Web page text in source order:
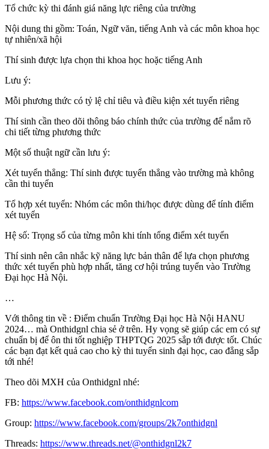
Tổ chức kỳ thi đánh giá năng lực riêng của trường
Nội dung thi gồm: Toán, Ngữ văn, tiếng Anh và các môn khoa học
tự nhiên/xã hội
Thí sinh được lựa chọn thi khoa học hoặc tiếng Anh
Lưu ý:
Mỗi phương thức có tỷ lệ chỉ tiêu và điều kiện xét tuyển riêng
Thí sinh cần theo dõi thông báo chính thức của trường để nắm rõ
chi tiết từng phương thức
Một số thuật ngữ cần lưu ý:
Xét tuyển thẳng: Thí sinh được tuyển thẳng vào trường mà không
cần thi tuyển
Tổ hợp xét tuyển: Nhóm các môn thi/học được dùng để tính điểm
xét tuyển
Hệ số: Trọng số của từng môn khi tính tổng điểm xét tuyển
Thí sinh nên cân nhắc kỹ năng lực bản thân để lựa chọn phương
thức xét tuyển phù hợp nhất, tăng cơ hội trúng tuyển vào Trường
Đại học Hà Nội.
…
Với thông tin về : Điểm chuẩn Trường Đại học Hà Nội HANU
2024… mà Onthidgnl chia sẻ ở trên. Hy vọng sẽ giúp các em có sự
chuẩn bị để ôn thi tốt nghiệp THPTQG 2025 sắp tới được tốt. Chúc
các bạn đạt kết quả cao cho kỳ thi tuyển sinh đại học, cao đẳng sắp
tới nhé!
Theo dõi MXH của Onthidgnl nhé:
FB: https://www.facebook.com/onthidgnlcom
Group: https://www.facebook.com/groups/2k7onthidgnl
Threads: https://www.threads.net/@onthidgnl2k7